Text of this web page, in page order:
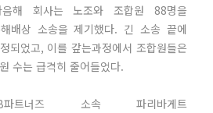
해 회사는 노조와 조합원 88명을
배상 소송을 제기했다. 긴 소송 끝에
되었고, 이를 갚는과정에서 조합원들은
수는 급격히 줄어들었다.
파트너즈 소속 파리바게트